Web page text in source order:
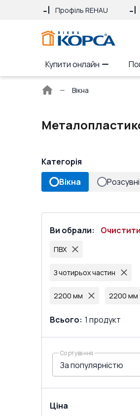
Профіль REHAU
Купити онлайн
Головна
Вікна
Категорія
Вікна
Ви обрали:
ПВХ
З чотирьох частин
2200 мм 2200 мм
Всього: 1 продукт
Сортування
Ціна